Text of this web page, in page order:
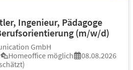
Ingenieur, Pädagoge
(m/w/d)
GmbH
Homeoffice möglich
08.08.2026